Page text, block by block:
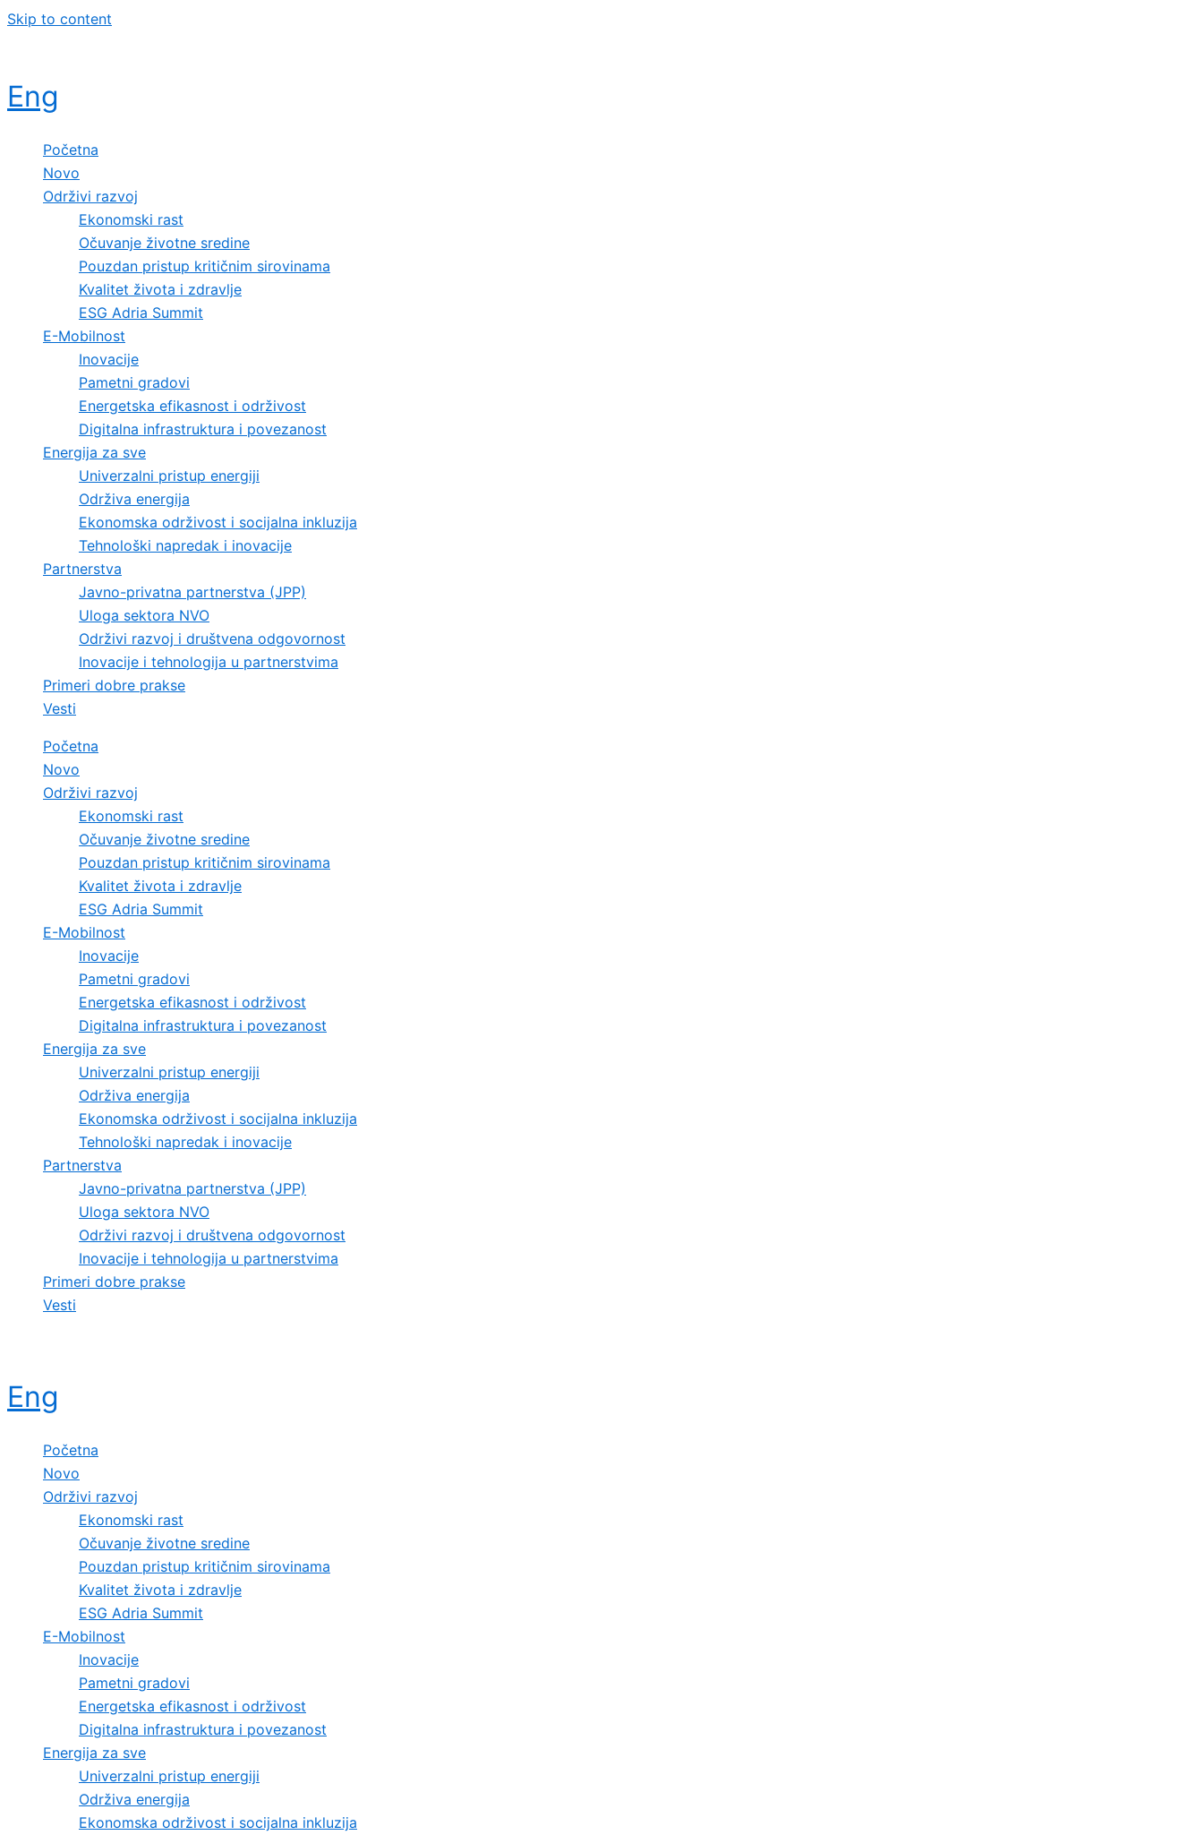
Skip to content
Eng
Početna
Novo
Održivi razvoj
Ekonomski rast
Očuvanje životne sredine
Pouzdan pristup kritičnim sirovinama
Kvalitet života i zdravlje
ESG Adria Summit
E-Mobilnost
Inovacije
Pametni gradovi
Energetska efikasnost i održivost
Digitalna infrastruktura i povezanost
Energija za sve
Univerzalni pristup energiji
Održiva energija
Ekonomska održivost i socijalna inkluzija
Tehnološki napredak i inovacije
Partnerstva
Javno-privatna partnerstva (JPP)
Uloga sektora NVO
Održivi razvoj i društvena odgovornost
Inovacije i tehnologija u partnerstvima
Primeri dobre prakse
Vesti
Početna
Novo
Održivi razvoj
Ekonomski rast
Očuvanje životne sredine
Pouzdan pristup kritičnim sirovinama
Kvalitet života i zdravlje
ESG Adria Summit
E-Mobilnost
Inovacije
Pametni gradovi
Energetska efikasnost i održivost
Digitalna infrastruktura i povezanost
Energija za sve
Univerzalni pristup energiji
Održiva energija
Ekonomska održivost i socijalna inkluzija
Tehnološki napredak i inovacije
Partnerstva
Javno-privatna partnerstva (JPP)
Uloga sektora NVO
Održivi razvoj i društvena odgovornost
Inovacije i tehnologija u partnerstvima
Primeri dobre prakse
Vesti
Eng
Početna
Novo
Održivi razvoj
Ekonomski rast
Očuvanje životne sredine
Pouzdan pristup kritičnim sirovinama
Kvalitet života i zdravlje
ESG Adria Summit
E-Mobilnost
Inovacije
Pametni gradovi
Energetska efikasnost i održivost
Digitalna infrastruktura i povezanost
Energija za sve
Univerzalni pristup energiji
Održiva energija
Ekonomska održivost i socijalna inkluzija